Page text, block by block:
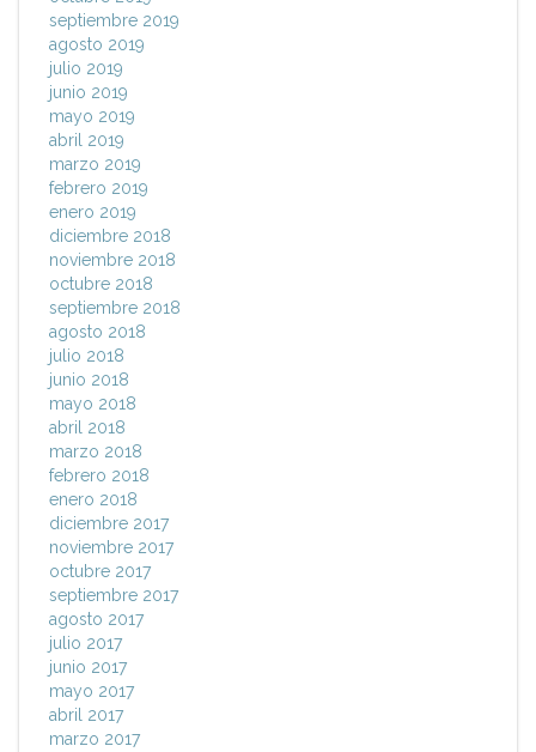
septiembre 2019
agosto 2019
julio 2019
junio 2019
mayo 2019
abril 2019
marzo 2019
febrero 2019
enero 2019
diciembre 2018
noviembre 2018
octubre 2018
septiembre 2018
agosto 2018
julio 2018
junio 2018
mayo 2018
abril 2018
marzo 2018
febrero 2018
enero 2018
diciembre 2017
noviembre 2017
octubre 2017
septiembre 2017
agosto 2017
julio 2017
junio 2017
mayo 2017
abril 2017
marzo 2017